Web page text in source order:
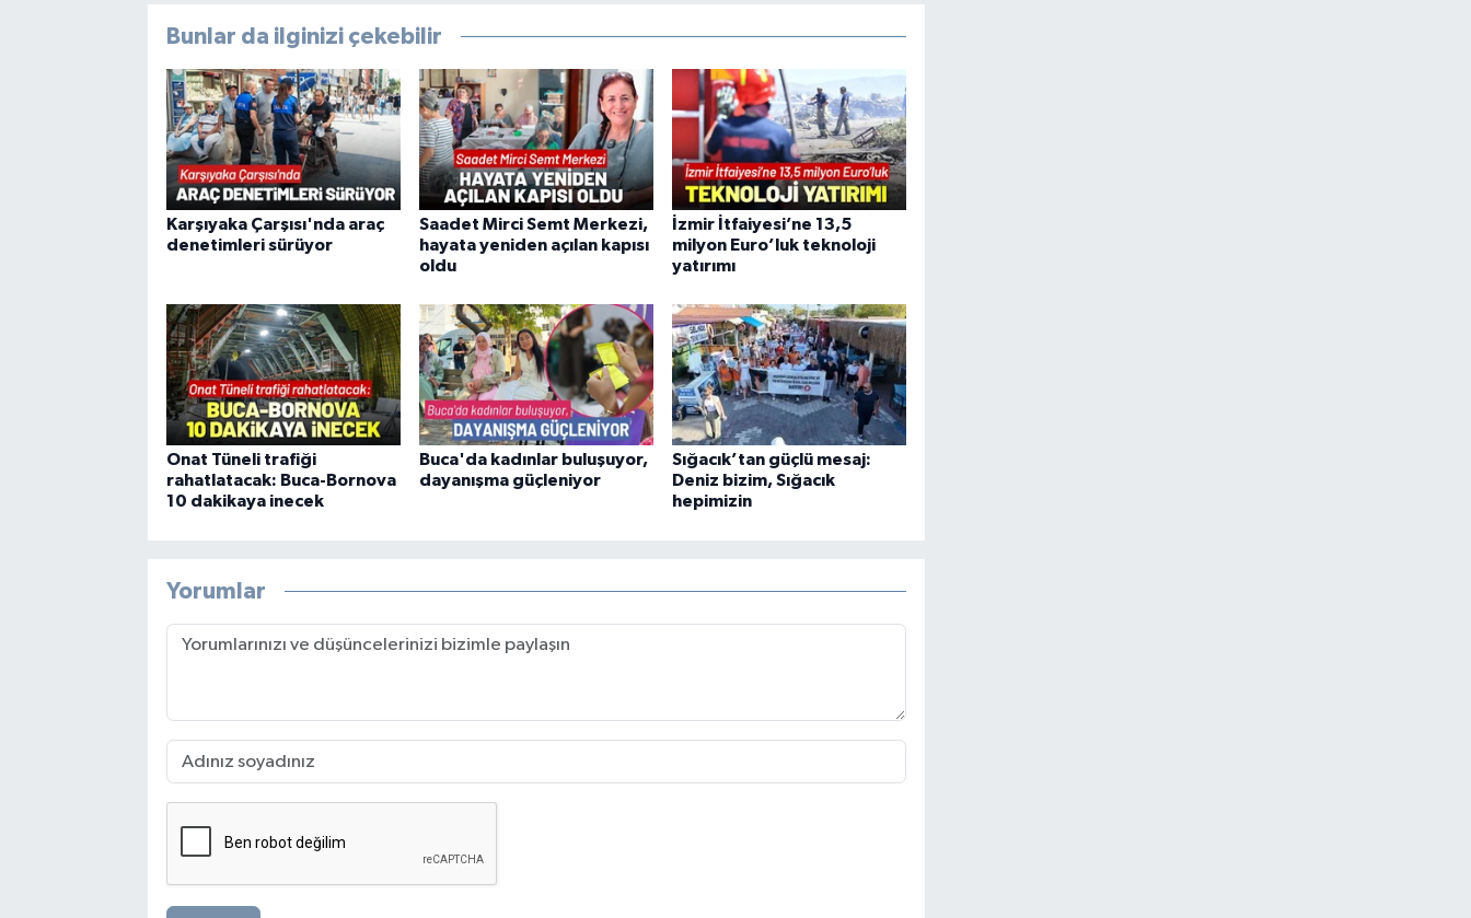
Bunlar da ilginizi çekebilir
Karşıyaka Çarşısı'nda araç
denetimleri sürüyor
Saadet Mirci Semt Merkezi,
hayata yeniden açılan kapısı
oldu
İzmir İtfaiyesi’ne 13,5
milyon Euro’luk teknoloji
yatırımı
Onat Tüneli trafiği
rahatlatacak: Buca-Bornova
10 dakikaya inecek
Buca'da kadınlar buluşuyor,
dayanışma güçleniyor
Sığacık’tan güçlü mesaj:
Deniz bizim, Sığacık
hepimizin
Yorumlar